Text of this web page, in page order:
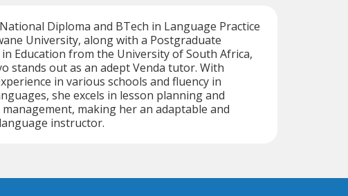
Diploma and BTech in Language Practice
University, along with a Postgraduate
Education from the University of South Africa,
stands out as an adept Venda tutor. With
in various schools and fluency in
she excels in lesson planning and
making her an adaptable and
instructor.